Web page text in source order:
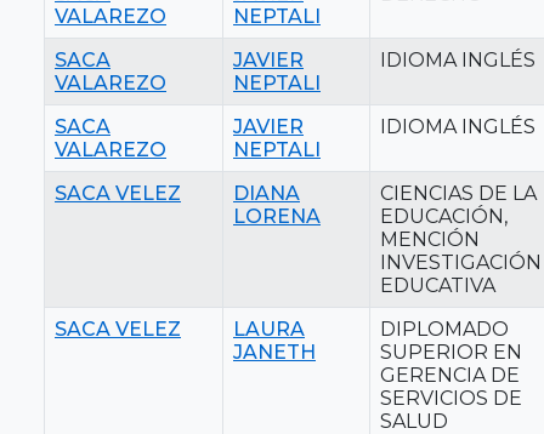
VALAREZO
NEPTALI
SACA
VALAREZO
JAVIER
NEPTALI
IDIOMA INGLÉS
SACA
VALAREZO
JAVIER
NEPTALI
IDIOMA INGLÉS
SACA VELEZ
DIANA
LORENA
CIENCIAS DE LA
EDUCACIÓN,
MENCIÓN
INVESTIGACIÓN
EDUCATIVA
SACA VELEZ
LAURA
JANETH
DIPLOMADO
SUPERIOR EN
GERENCIA DE
SERVICIOS DE
SALUD